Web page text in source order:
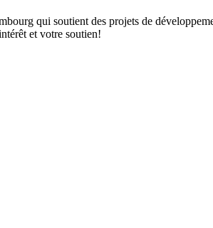
qui soutient des projets de
et votre soutien!